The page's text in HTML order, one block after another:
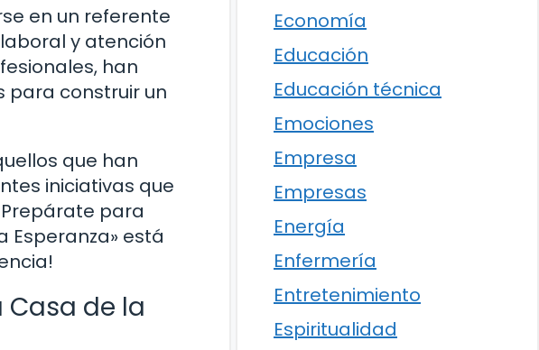
en un referente
y atención
han
para construir un
que han
iniciativas que
para
está
Casa de la
Economía
Educación
Educación técnica
Emociones
Empresa
Empresas
Energía
Enfermería
Entretenimiento
Espiritualidad